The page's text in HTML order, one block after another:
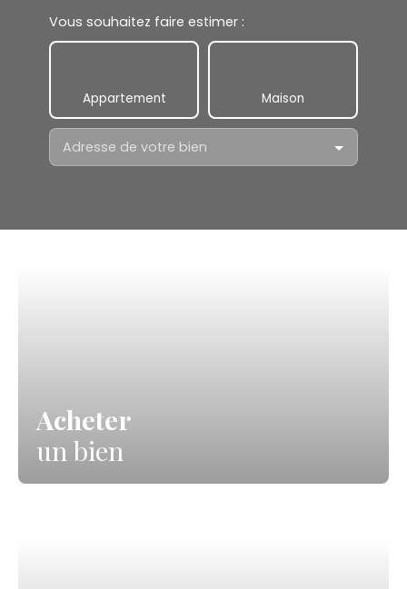
Vous souhaitez faire estimer :
Appartement Maison
Adresse de votre bien
Acheter
un bien